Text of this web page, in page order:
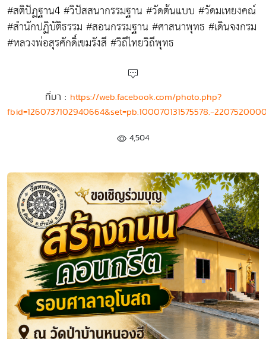
#สติปัฏฐาน4 #วิปัสสนากรรมฐาน #วัดต้นแบบ #วัดมเหยงคณ์
#สำนักปฏิบัติธรรม #สอนกรรมฐาน #ศาสนาพุทธ #เดินจงกรม
#หลวงพ่อสุรศักดิ์เขมรังสี #วิถีไทยวิถีพุทธ
ที่มา : https://web.facebook.com/photo.php?
fbid=1260737102940664&set=pb.100070131575578.-
4,504